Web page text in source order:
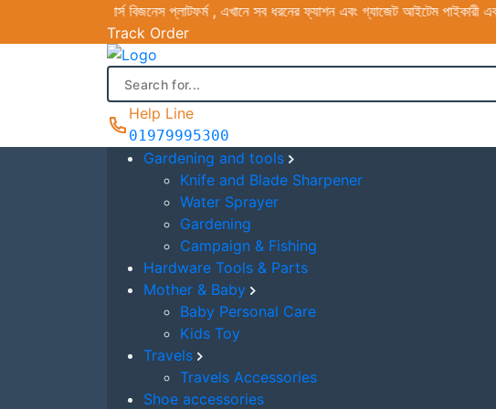
Categories
Gardening and tools
Knife and Blade Sharpener
Water Sprayer
Gardening
Campaign & Fishing
Hardware Tools & Parts
Mother & Baby
Baby Personal Care
Kids Toy
Travels Accessories
Shoe accessories
Fishing & Outdoor
Fishing Trap
ই-কমার্স বিজনেস প্লাটফর্ম , এখানে সব ধরনের ফ্যাশন এবং গ্যাজেট আইটেম পাইকারী এবং খুচরা
Track Order
Help Line
01979995300
Gardening and tools
Knife and Blade Sharpener
Water Sprayer
Gardening
Campaign & Fishing
Hardware Tools & Parts
Mother & Baby
Baby Personal Care
Kids Toy
Travels
Travels Accessories
Shoe accessories